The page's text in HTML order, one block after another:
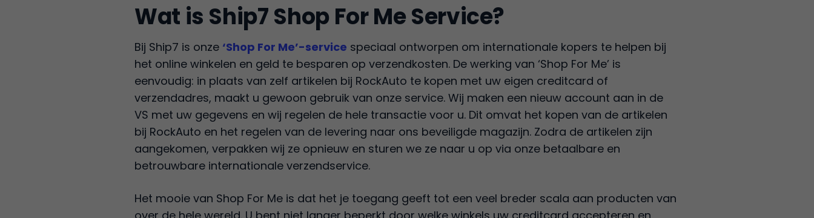
Wat is Ship7 Shop For Me Service?
Bij Ship7 is onze ‘Shop For Me’-service speciaal ontworpen om internationale kopers te helpen bij
het online winkelen en geld te besparen op verzendkosten. De werking van ‘Shop For Me’ is
eenvoudig: in plaats van zelf artikelen bij RockAuto te kopen met uw eigen creditcard of
verzendadres, maakt u gewoon gebruik van onze service. Wij maken een nieuw account aan in de
VS met uw gegevens en wij regelen de hele transactie voor u. Dit omvat het kopen van de artikelen
bij RockAuto en het regelen van de levering naar ons beveiligde magazijn. Zodra de artikelen zijn
aangekomen, verpakken wij ze opnieuw en sturen we ze naar u op via onze betaalbare en
betrouwbare internationale verzendservice.
Het mooie van Shop For Me is dat het je toegang geeft tot een veel breder scala aan producten van